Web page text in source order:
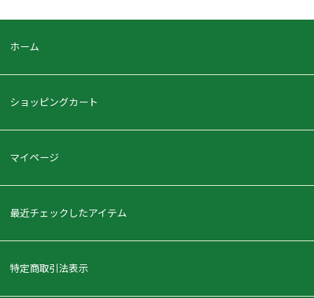
ホーム
ショッピングカート
マイページ
最近チェックしたアイテム
特定商取引法表示